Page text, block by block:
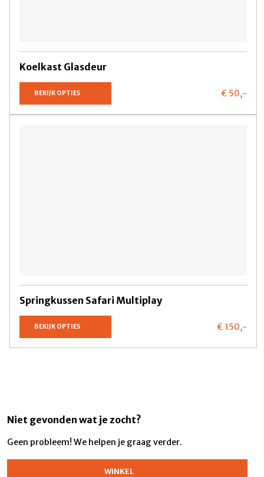
Koelkast Glasdeur
BEKIJK OPTIES € 50,-
Springkussen Safari Multiplay
BEKIJK OPTIES € 150,-
Niet gevonden wat je zocht?
Geen probleem! We helpen je graag verder.
WINKEL